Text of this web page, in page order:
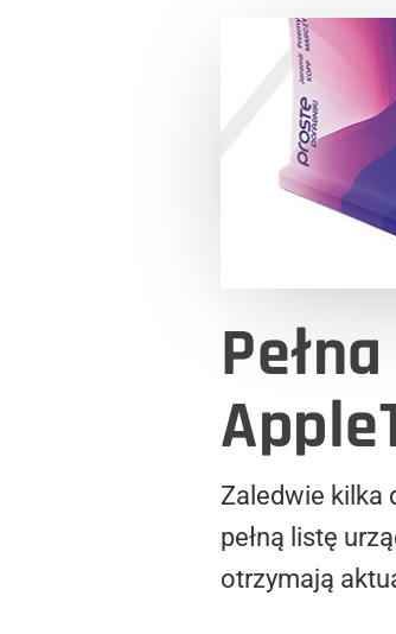
Zaledwie kilka
pełną listę
otrzymają